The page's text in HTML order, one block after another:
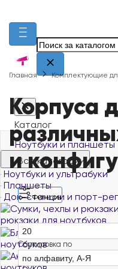
Каталог
Ноутбуки и планшеты
Все категории
Ноутбуки и ультрабуки
Планшеты
Док-станции и порт-
рюкзаки для ноутбуков
ноутбуков
Главная Комплектующие
Корпуса
и
Фильтры
20
Сортировка по
по алфавиту, А-Я